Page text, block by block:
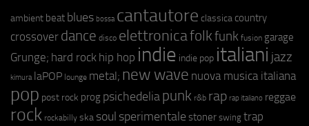
ambient beat blues bossa cantautore classica country
crossover dance disco elettronicafolkfunk fusion garage
Grunge; hard rock hip hop indie indie pop italiani jazz
kimura laPOP lounge metal; new wave nuova musica italiana
pop post rock prog psichedeliapunk r&b rap rap italiano reggae
rock rockabilly ska soul sperimentale stoner swing trap